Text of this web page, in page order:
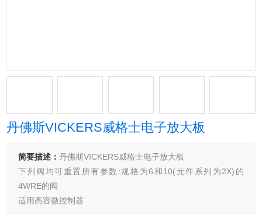
丹佛斯VICKERS威格士电子放大板
简要描述：丹佛斯VICKERS威格士电子放大板
下列阀均可重置所有参数:规格为6和10(元件系列为2X)的
4WRE的阀
适用高容微控制器